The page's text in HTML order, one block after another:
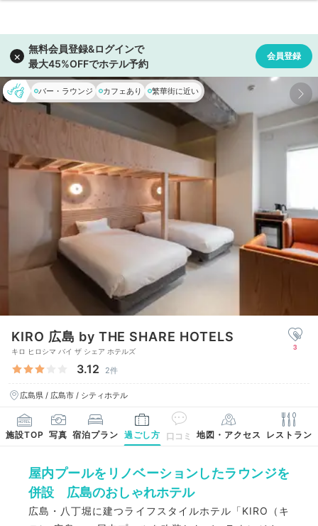
バー・ラウンジ カフェあり 繁華街に近い
KIRO 広島 by THE SHARE HOTELS
キロ ヒロシマ バイ ザ シェア ホテルズ
3.12 2件
広島県 / 広島市 / シティホテル
3
施設TOP 写真 宿泊プラン 過ごし方 口コミ 地図・アクセス レストラン
屋内プールをリノベーションしたラウンジを
併設 広島のおしゃれホテル
広島・八丁堀に建つライフスタイルホテル「KIRO（キ